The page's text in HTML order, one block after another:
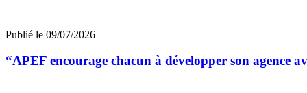
Publié le 09/07/2026
“APEF encourage chacun à développer son agence